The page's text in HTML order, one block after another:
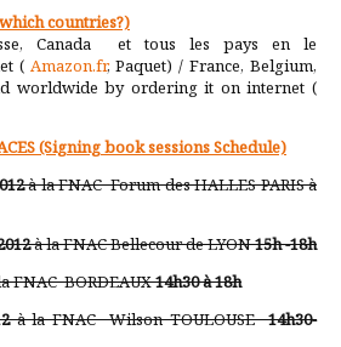
which countries?)
Canada et tous les pays en le
(Amazon.fr, Paquet) / France, Belgium,
worldwide by ordering it on internet (
(Signing book sessions Schedule)
à la FNAC Forum des HALLES PARIS à
à la FNAC Bellecour de LYON15h -18h
FNAC BORDEAUX14h30 à 18h
à la FNAC Wilson TOULOUSE14h30-